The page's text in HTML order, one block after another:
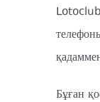
Бұған